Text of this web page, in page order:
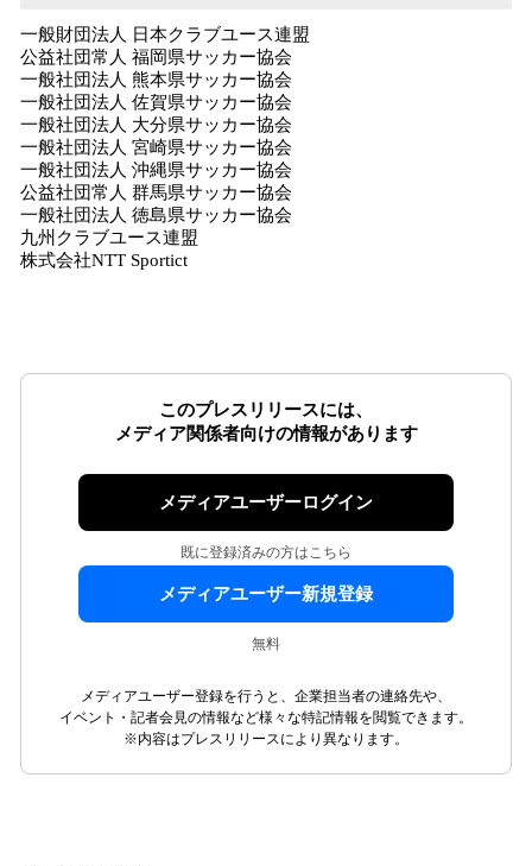
⼀般財団法⼈ ⽇本クラブユース連盟
公益社団常⼈ 福岡県サッカー協会
⼀般社団法⼈ 熊本県サッカー協会
⼀般社団法⼈ 佐賀県サッカー協会
⼀般社団法⼈ ⼤分県サッカー協会
⼀般社団法⼈ 宮崎県サッカー協会
⼀般社団法⼈ 沖縄県サッカー協会
公益社団常⼈ 群⾺県サッカー協会
⼀般社団法⼈ 徳島県サッカー協会
九州クラブユース連盟
株式会社NTT Sportict
このプレスリリースには、
メディア関係者向けの情報があります
メディアユーザーログイン
既に登録済みの方はこちら
メディアユーザー新規登録
無料
メディアユーザー登録を行うと、企業担当者の連絡先や、
イベント・記者会見の情報など様々な特記情報を閲覧できます。
※内容はプレスリリースにより異なります。